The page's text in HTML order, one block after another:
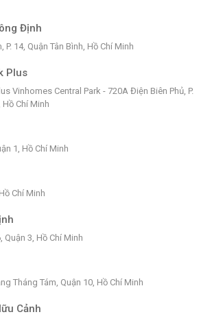
Định
14, Quận Tân Bình, Hồ Chí Minh
Plus
Vinhomes Central Park - 720A Điện Biên Phủ, P.
Hồ Chí Minh
1, Hồ Chí Minh
Chí Minh
Quận 3, Hồ Chí Minh
Tháng Tám, Quận 10, Hồ Chí Minh
Cảnh